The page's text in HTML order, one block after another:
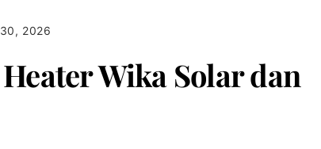
2026
Wika Solar dan